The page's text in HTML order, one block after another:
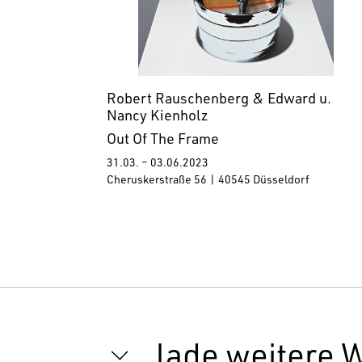
Robert Rauschenberg & Edward u.
Nancy Kienholz
Out Of The Frame
31.03. – 03.06.2023
Cheruskerstraße 56 | 40545 Düsseldorf